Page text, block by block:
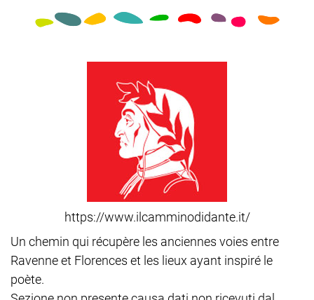
https://www.ilcamminodidante.it/
Un chemin qui récupère les anciennes voies entre
Ravenne et Florences et les lieux ayant inspiré le
poète.